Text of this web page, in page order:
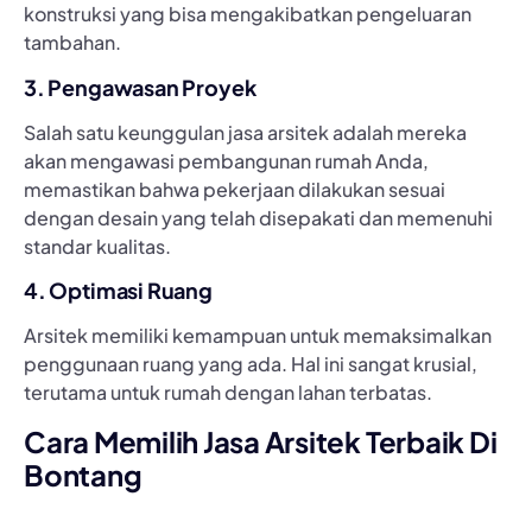
konstruksi yang bisa mengakibatkan pengeluaran
tambahan.
3. Pengawasan Proyek
Salah satu keunggulan jasa arsitek adalah mereka
akan mengawasi pembangunan rumah Anda,
memastikan bahwa pekerjaan dilakukan sesuai
dengan desain yang telah disepakati dan memenuhi
standar kualitas.
4. Optimasi Ruang
Arsitek memiliki kemampuan untuk memaksimalkan
penggunaan ruang yang ada. Hal ini sangat krusial,
terutama untuk rumah dengan lahan terbatas.
Cara Memilih Jasa Arsitek Terbaik Di
Bontang